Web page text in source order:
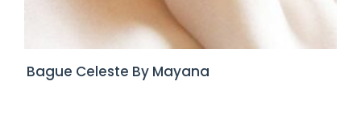
Bague Celeste By Mayana